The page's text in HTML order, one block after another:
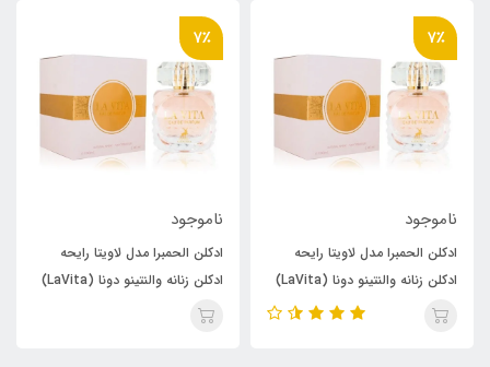
7٪
ناموجود
ادکلن الحمبرا مدل لاویتا رایحه
ادکلن زنانه والنتینو دونا (LaVita)
Valentino Donna
7٪
ناموجود
ادکلن الحمبرا مدل لاویتا رایحه
ادکلن زنانه والنتینو دونا (LaVita)
Valentino Donna